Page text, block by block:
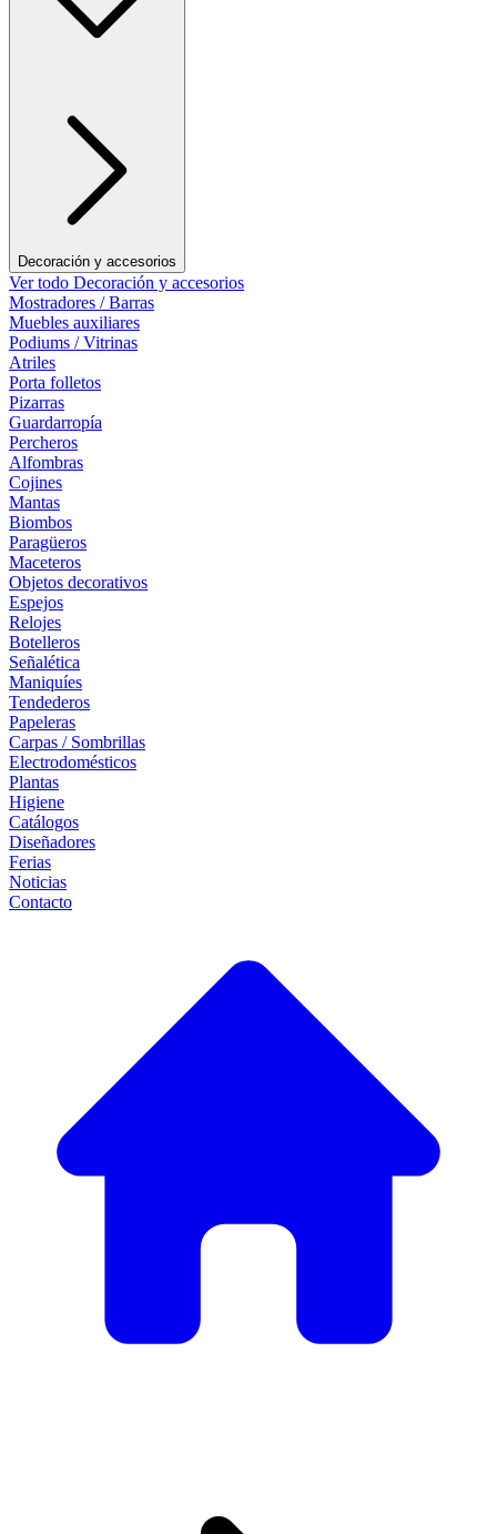
Decoración y accesorios
Ver todo Decoración y accesorios
Mostradores / Barras
Muebles auxiliares
Podiums / Vitrinas
Atriles
Porta folletos
Pizarras
Guardarropía
Percheros
Alfombras
Cojines
Mantas
Biombos
Paragüeros
Maceteros
Objetos decorativos
Espejos
Relojes
Botelleros
Señalética
Maniquíes
Tendederos
Papeleras
Carpas / Sombrillas
Electrodomésticos
Plantas
Higiene
Catálogos
Diseñadores
Ferias
Noticias
Contacto